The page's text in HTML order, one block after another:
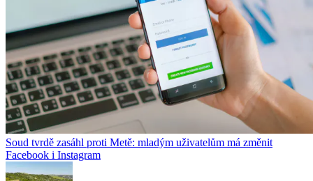
Soud tvrdě zasáhl proti Metě: mladým uživatelům má změnit
Facebook i Instagram